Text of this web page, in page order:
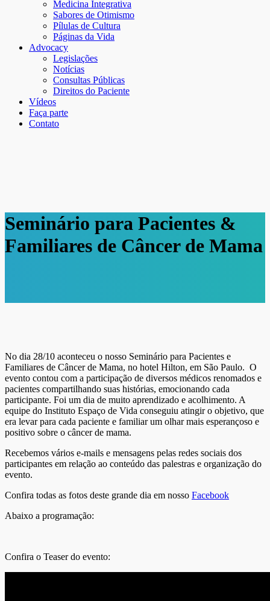
Medicina Integrativa
Sabores de Otimismo
Pílulas de Cultura
Páginas da Vida
Advocacy
Legislações
Notícias
Consultas Públicas
Direitos do Paciente
Vídeos
Faça parte
Contato
Seminário para Pacientes &
Familiares de Câncer de Mama
No dia 28/10 aconteceu o nosso Seminário para Pacientes e
Familiares de Câncer de Mama, no hotel Hilton, em São Paulo. O
evento contou com a participação de diversos médicos renomados e
pacientes compartilhando suas histórias, emocionando cada
participante. Foi um dia de muito aprendizado e acolhimento. A
equipe do Instituto Espaço de Vida conseguiu atingir o objetivo, que
era levar para cada paciente e familiar um olhar mais esperançoso e
positivo sobre o câncer de mama.
Recebemos vários e-mails e mensagens pelas redes sociais dos
participantes em relação ao conteúdo das palestras e organização do
evento.
Confira todas as fotos deste grande dia em nosso Facebook
Abaixo a programação:
Confira o Teaser do evento: